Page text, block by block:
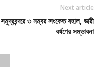
Next article
সমুদ্রবন্দরে ৩ নম্বর সংকেত বহাল, ভারী
বর্ষণের সম্ভাবনা